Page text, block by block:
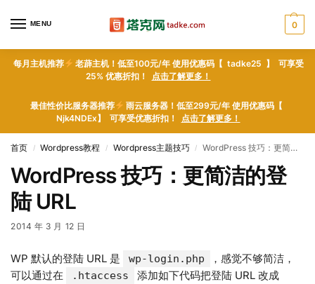
MENU 0
每月主机推荐
老薜主机！低至100元/年 使用优惠码【 tadke25 】 可享受
25% 优惠折扣！ 点击了解更多！
最佳性价比服务器推荐
雨云服务器！低至299元/年 使用优惠码【
Njk4NDEx】 可享受优惠折扣！ 点击了解更多！
首页 / Wordpress教程 / Wordpress主题技巧 / WordPress 技巧：更简洁的登陆 URL
WordPress 技巧：更简洁的登
陆 URL
2014 年 3 月 12 日
WP 默认的登陆 URL 是 wp-login.php
，感觉不够简洁，
可以通过在
.htaccess 添加如下代码把登陆 URL 改成